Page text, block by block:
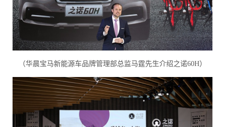
（华晨宝马新能源车品牌管理部总监马霆先生介绍之诺60H）